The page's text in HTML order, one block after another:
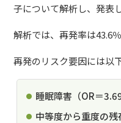
子について解析し、発表
解析では、再発率は43.6％
再発のリスク要因には以
睡眠障害（OR＝3.69
中等度から重度の残